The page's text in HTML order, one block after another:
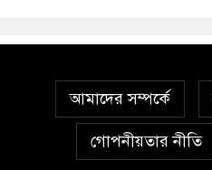
আমাদের সম্পর্কে
গোপনীয়তার নীতি